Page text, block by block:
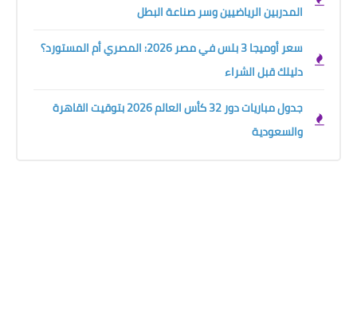
المدربين الرياضيين وسر صناعة البطل
سعر أوميجا 3 بلس في مصر 2026: المصري أم المستورد؟
دليلك قبل الشراء
جدول مباريات دور 32 كأس العالم 2026 بتوقيت القاهرة
والسعودية